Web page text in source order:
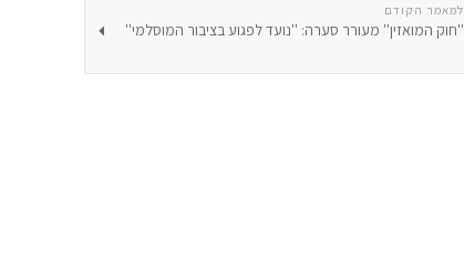
למאמר הקודם
''חוק המואזין'' מעורר סערה: ''נועד לפגוע בציבור המוסלמי''